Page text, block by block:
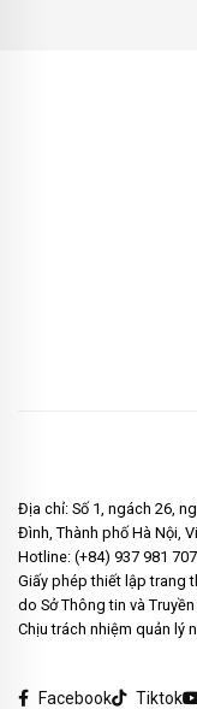
Địa chỉ: Số 1, ngách 26,
Đình, Thành phố Hà Nội,
Hotline: (+84) 937 981
Giấy phép thiết lập trang
do Sở Thông tin và
Chịu trách nhiệm quản lý
Facebook Tiktok